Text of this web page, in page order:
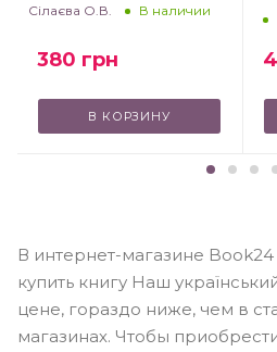
Сілаєва О.В.
В наличии
380 грн
В КОРЗИНУ
В интернет-магазине
купить книгу Наш
цене, гораздо ниже, чем в
магазинах. Чтобы